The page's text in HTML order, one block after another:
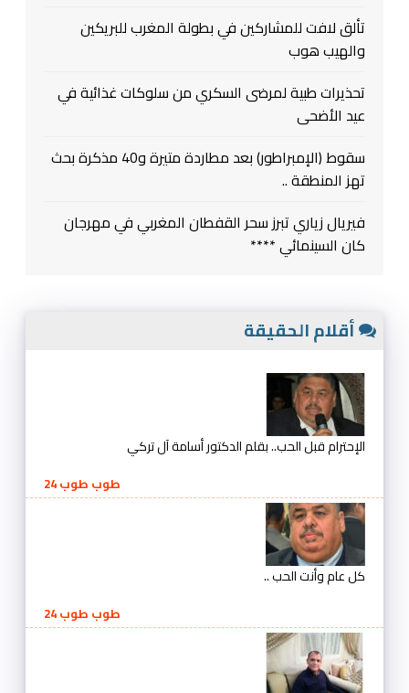
تألق لافت للمشاركين في بطولة المغرب للبريكين
والهيب هوب
تحذيرات طبية لمرضى السكري من سلوكات غذائية في
عيد الأضحى
سقوط (الإمبراطور) بعد مطاردة متيرة و40 مذكرة بحث
تهز المنطقة ..
فيريال زياري تبرز سحر القفطان المغربي في مهرجان
كان السينمائي ****
أقلام الحقيقة
الإحترام قبل الحب.. بقلم الدكتور أسامة آل تركي
طوب طوب 24
كل عام وأنت الحب ..
طوب طوب 24